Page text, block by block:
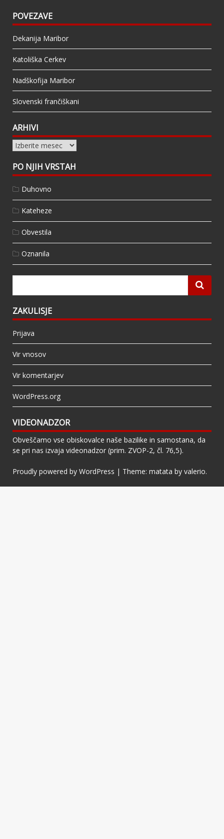
POVEZAVE
Dekanija Maribor
Katoliška Cerkev
Nadškofija Maribor
Slovenski frančiškani
ARHIVI
Arhivi
PO NJIH VRSTAH
Duhovno
Kateheze
Obvestila
Oznanila
ZAKULISJE
Prijava
Vir vnosov
Vir komentarjev
WordPress.org
VIDEONADZOR
Obveščamo vse obiskovalce naše bazilike in samostana, da
se pri nas izvaja videonadzor (prim. ZVOP-2, čl. 76,5).
Proudly powered by WordPress | Theme: matata by valerio.